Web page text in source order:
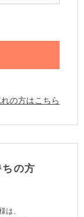
の方はこちら
の方
は、